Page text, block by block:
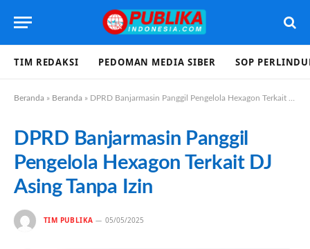
TIM REDAKSI PEDOMAN MEDIA SIBER SOP
Beranda » Beranda » DPRD Banjarmasin Panggil Pengelola Hexagon Terkait DJ Asing Tanpa Izin
DPRD Banjarmasin Panggil
Pengelola Hexagon Terkait DJ
Asing Tanpa Izin
TIM PUBLIKA 05/05/2025